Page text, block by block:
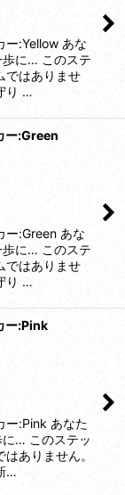
ー:Yellow あな
歩に… このステ
ではありませ
り …
ー:Green
ー:Green あな
歩に… このステ
ではありませ
り …
ー:Pink
ー:Pink あなた
… このステッ
ありません。
…